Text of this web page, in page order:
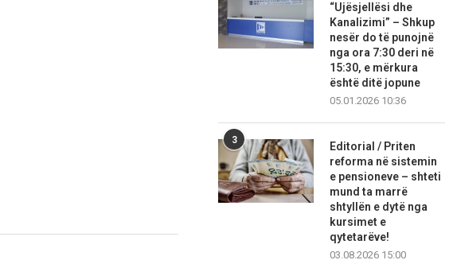
“Ujësjellësi dhe
Kanalizimi” – Shkup
nesër do të punojnë
nga ora 7:30 deri në
15:30, e mërkura
është ditë jopune
05.01.2026 10:36
3
Editorial / Priten
reforma në sistemin
e pensioneve – shteti
mund ta marrë
shtyllën e dytë nga
kursimet e
qytetarëve!
03.08.2026 15:00